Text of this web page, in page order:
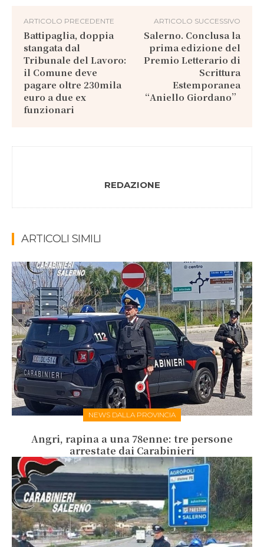
ARTICOLO PRECEDENTE
Battipaglia, doppia
stangata dal
Tribunale del Lavoro:
il Comune deve
pagare oltre 230mila
euro a due ex
funzionari
ARTICOLO SUCCESSIVO
Salerno. Conclusa la
prima edizione del
Premio Letterario di
Scrittura
Estemporanea
“Aniello Giordano”
REDAZIONE
ARTICOLI SIMILI
NEWS DALLA PROVINCIA
Angri, rapina a una 78enne: tre persone
arrestate dai Carabinieri